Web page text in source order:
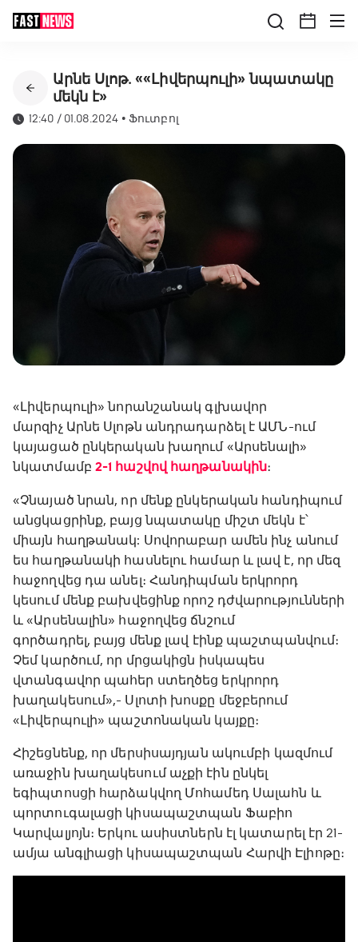
Արնե Սլոթ․ ««Լիվերպուլի» նպատակը
մեկն է»
12:40 / 01.08.2024 •Ֆուտբոլ
«Լիվերպուլի» նորանշանակ գլխավոր
մարզիչ Արնե Սլոթն անդրադարձել է ԱՄՆ-ում
կայացած ընկերական խաղում «Արսենալի»
նկատմամբ 2-1 հաշվով հաղթանակին։
«Չնայած նրան, որ մենք ընկերական հանդիպում
անցկացրինք, բայց նպատակը միշտ մեկն է՝
միայն հաղթանակ: Սովորաբար ամեն ինչ անում
ես հաղթանակի հասնելու համար և լավ է, որ մեզ
հաջողվեց դա անել։ Հանդիպման երկրորդ
կեսում մենք բախվեցինք որոշ դժվարությունների
և «Արսենալին» հաջողվեց ճնշում
գործադրել, բայց մենք լավ էինք պաշտպանվում։
Չեմ կարծում, որ մրցակիցն իսկապես
վտանգավոր պահեր ստեղծեց երկրորդ
խաղակեսում»,- Սլոտի խոսքը մեջբերում
«Լիվերպուլի» պաշտոնական կայքը։
Հիշեցնենք, որ մերսիսայդյան ակումբի կազմում
առաջին խաղակեսում աչքի էին ընկել
եգիպտոսցի հարձակվող Մոհամեդ Սալահն և
պորտուգալացի կիսապաշտպան Ֆաբիո
Կարվալյոյն։ Երկու ասիստներն էլ կատարել էր 21-
ամյա անգլիացի կիսապաշտպան Հարվի Էլիոթը։